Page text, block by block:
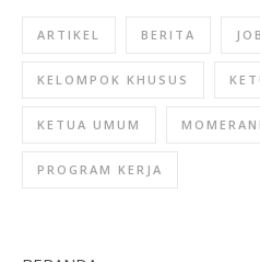
ARTIKEL BERITA
KELOMPOK KHUSUS
KETUA UMUM
PROGRAM KERJA